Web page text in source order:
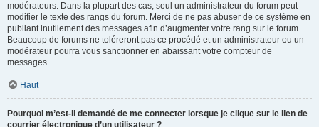
modérateurs. Dans la plupart des cas, seul un administrateur du forum peut
modifier le texte des rangs du forum. Merci de ne pas abuser de ce système en
publiant inutilement des messages afin d’augmenter votre rang sur le forum.
Beaucoup de forums ne toléreront pas ce procédé et un administrateur ou un
modérateur pourra vous sanctionner en abaissant votre compteur de
messages.
Haut
Pourquoi m’est-il demandé de me connecter lorsque je clique sur le lien de
courrier électronique d’un utilisateur ?